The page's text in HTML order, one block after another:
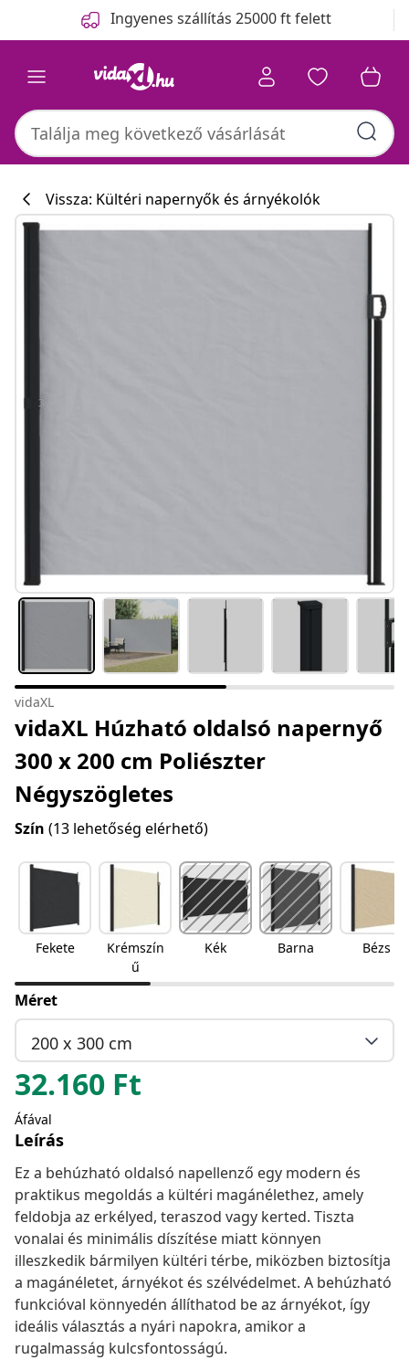
Ingyenes szállítás 25000 ft felett
Vissza: Kültéri napernyők és árnyékolók
vidaXL
vidaXL Húzható oldalsó napernyő
300 x 200 cm Poliészter
Négyszögletes
Szín (13 lehetőség elérhető)
Fekete
Krémszín
ű
Kék Barna Bézs
Méret
200 x 300 cm
32.160 Ft
Áfával
Leírás
Ez a behúzható oldalsó napellenző egy modern és
praktikus megoldás a kültéri magánélethez, amely
feldobja az erkélyed, teraszod vagy kerted. Tiszta
vonalai és minimális díszítése miatt könnyen
illeszkedik bármilyen kültéri térbe, miközben biztosítja
a magánéletet, árnyékot és szélvédelmet. A behúzható
funkcióval könnyedén állíthatod be az árnyékot, így
ideális választás a nyári napokra, amikor a
rugalmasság kulcsfontosságú.